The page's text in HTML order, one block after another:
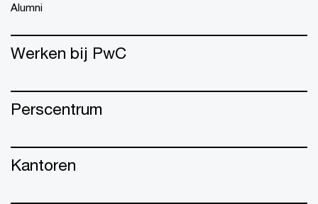
Alumni
Werken bij PwC
Perscentrum
Kantoren